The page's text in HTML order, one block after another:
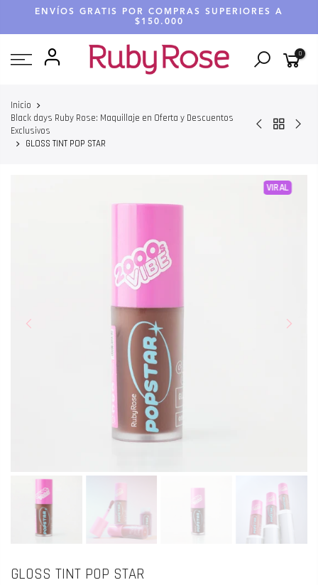
ENVÍOS GRATIS POR COMPRAS SUPERIORES A
$150.000
0
Inicio
Black days Ruby Rose: Maquillaje en Oferta y Descuentos
Exclusivos
GLOSS TINT POP STAR
VIRAL
GLOSS TINT POP STAR